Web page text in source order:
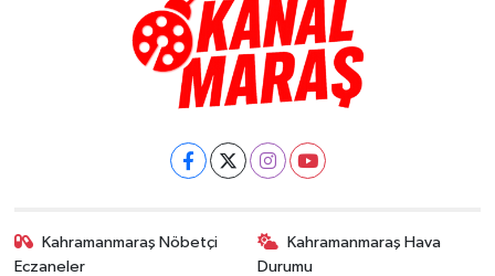
Kahramanmaraş Nöbetçi
Eczaneler
Kahramanmaraş Hava
Durumu